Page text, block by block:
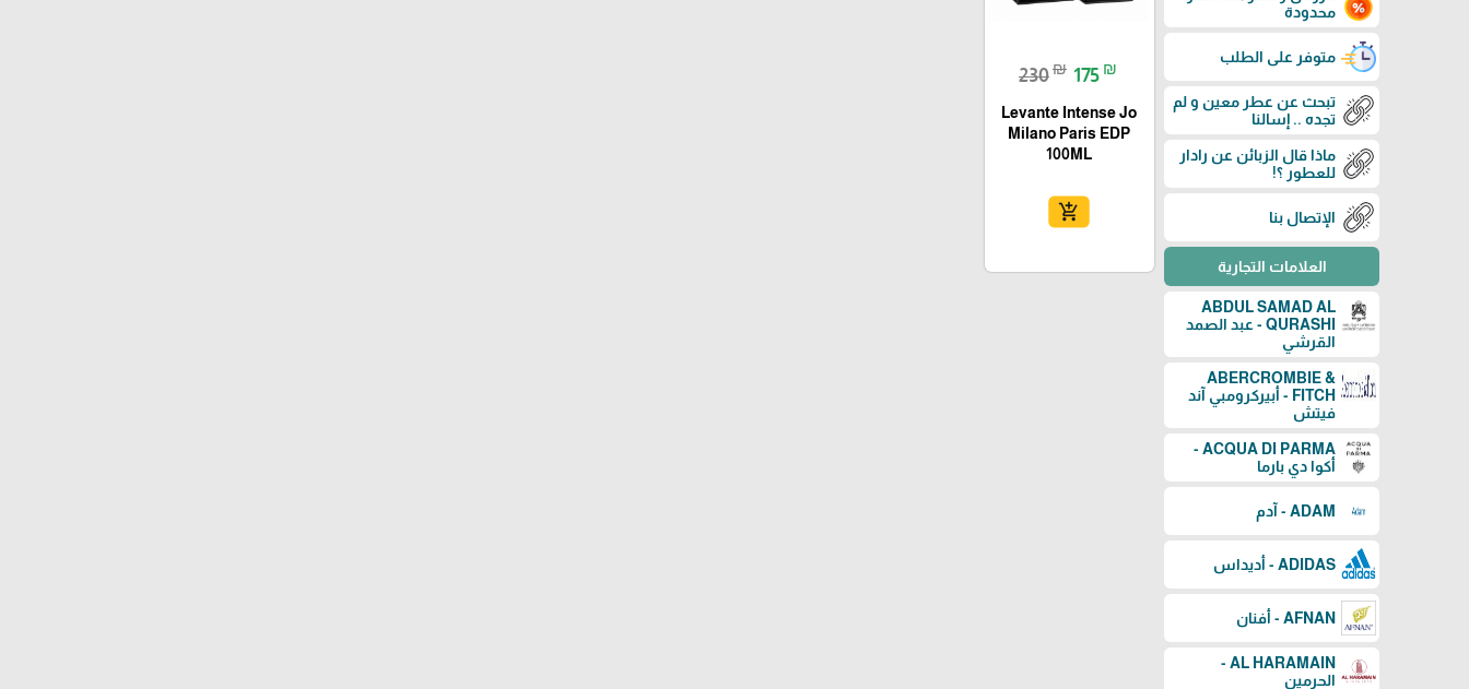
محدودة
متوفر على الطلب
تبحث عن عطر معين و لم
تجده .. إسالنا
ماذا قال الزبائن عن رادار
للعطور ؟!
الإتصال بنا
العلامات التجارية
ABDUL SAMAD AL
QURASHI - عبد الصمد
القرشي
ABERCROMBIE &
FITCH - أبيركرومبي آند
فيتش
ACQUA DI PARMA -
أكوا دي بارما
ADAM - آدم
ADIDAS - أديداس
AFNAN - أفنان
AL HARAMAIN -
الحرمين
230₪ 175 ₪
Levante Intense Jo
Milano Paris EDP
100ML
add_shopping_cart